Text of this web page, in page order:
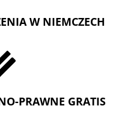
W NIEMCZECH
PRAWNE GRATIS